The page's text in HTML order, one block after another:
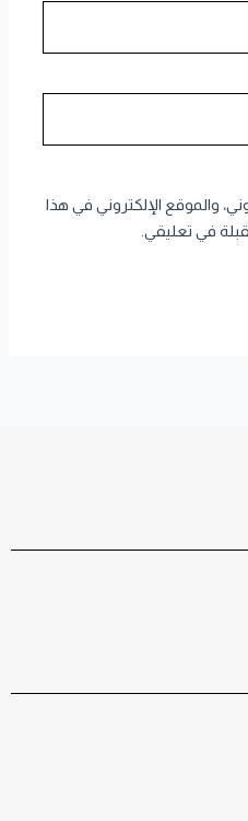
والموقع الإلكتروني في هذا
في تعليقي.